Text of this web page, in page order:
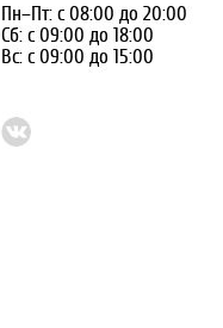
Пн–Пт: с 08:00 до 20:00
Сб: с 09:00 до 18:00
Вс: с 09:00 до 15:00